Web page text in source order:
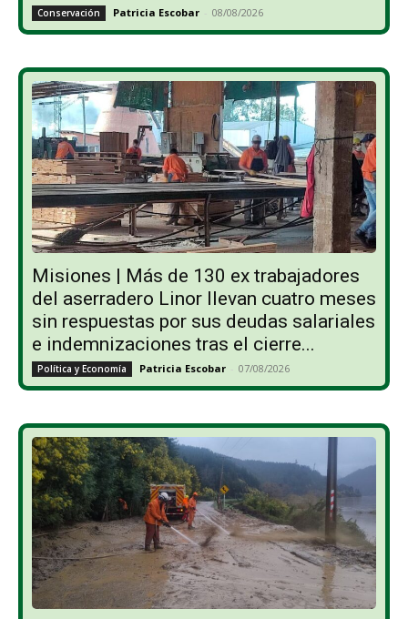
Conservación Patricia Escobar - 08/08/2026
Misiones | Más de 130 ex trabajadores
del aserradero Linor llevan cuatro meses
sin respuestas por sus deudas salariales
e indemnizaciones tras el cierre...
Política y Economía Patricia Escobar - 07/08/2026